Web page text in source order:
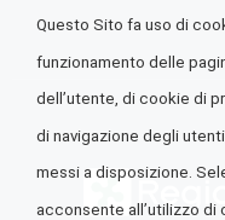
Questo Sito fa uso di
funzionamento delle
dell’utente, di cookie di
di navigazione degli
messi a disposizione.
acconsente all’utilizzo di